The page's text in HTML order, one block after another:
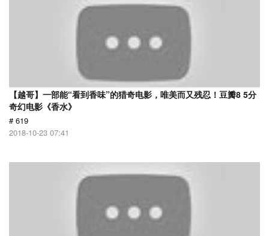
【越哥】一部能“看到香味”的猎奇电影，唯美而又残忍！豆瓣8 5分
奇幻电影《香水》
# 619
2018-10-23 07:41